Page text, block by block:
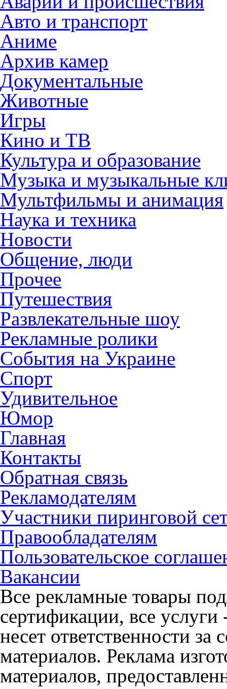
Авто и транспорт
Аниме
Архив камер
Документальные
Животные
Игры
Кино и ТВ
Культура и образование
Музыка и музыкальные
Мультфильмы и анимация
Наука и техника
Новости
Общение, люди
Прочее
Путешествия
Развлекательные шоу
Рекламные ролики
События на Украине
Спорт
Удивительное
Юмор
Главная
Контакты
Обратная связь
Рекламодателям
Участники пиринговой
Правообладателям
Пользовательское
Вакансии
Все рекламные товары
сертификации, все
несет ответственности
материалов. Реклама
материалов,